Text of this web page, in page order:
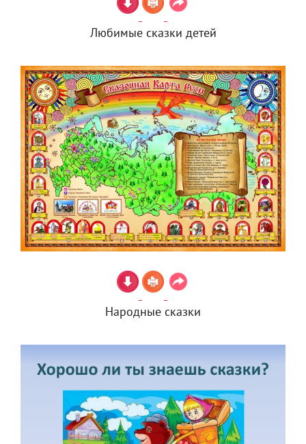
Любимые сказки детей
Народные сказки